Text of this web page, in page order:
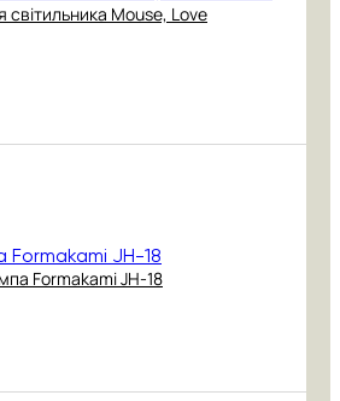
Mouse, Love
Formakami JH-18